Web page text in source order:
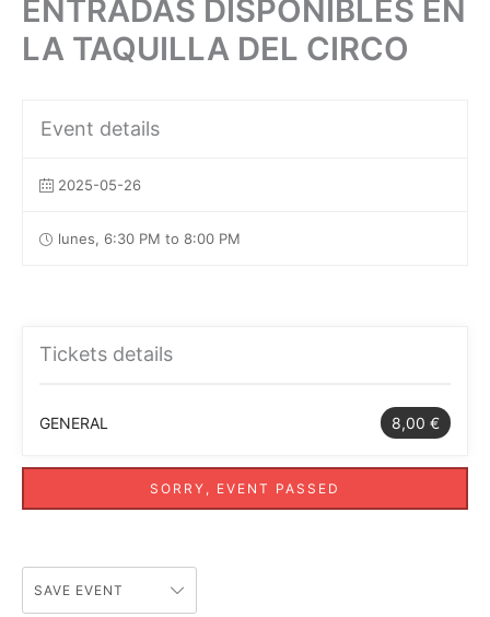
ENTRADAS DISPONIBLES EN
LA TAQUILLA DEL CIRCO
Event details
2025-05-26
lunes, 6:30 PM to 8:00 PM
Tickets details
8,00 €
GENERAL
SORRY, EVENT PASSED
SAVE EVENT